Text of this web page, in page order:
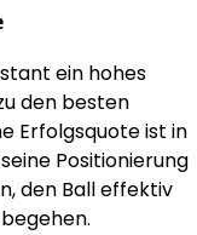
ein hohes
den besten
Erfolgsquote ist in
Positionierung
den Ball effektiv